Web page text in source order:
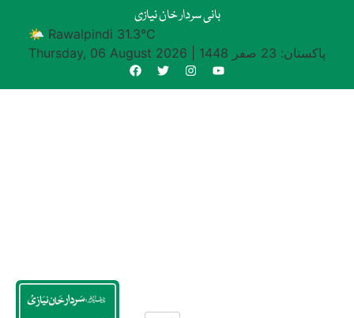
بانی سردار خان نیازی
🌤 Rawalpindi 31.3°C
Thursday, 06 August 2026
پاکستان: 23 صفر 1448